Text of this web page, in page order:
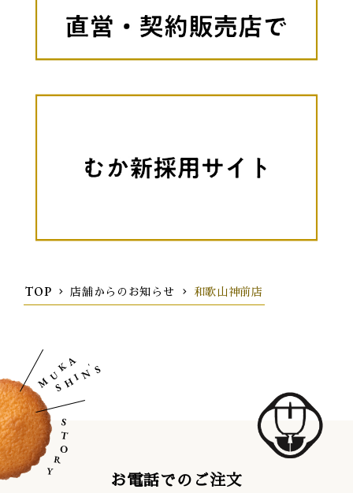
TOP 店舗からのお知らせ 和歌山神前店
お電話でのご注文